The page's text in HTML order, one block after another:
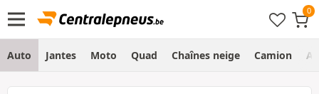
Auto Jantes Moto Quad Chaînes neige Camion